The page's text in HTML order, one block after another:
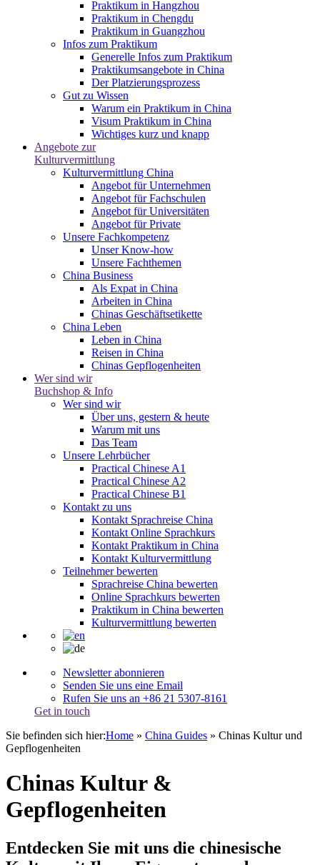
Praktikum in Hangzhou
Praktikum in Chengdu
Praktikum in Guangzhou
Infos zum Praktikum
Generelle Infos zum Praktikum
Praktikumsangebote in China
Der Platzierungsprozess
Gut zu Wissen
Warum ein Praktikum in China
Visum Praktikum in China
Wichtiges kurz und knapp
Angebote zur
Kulturvermittlung
Kulturvermittlung China
Angebot für Unternehmen
Angebot für Fachschulen
Angebot für Universitäten
Angebot für Private
Unsere Fachkompetenz
Unser Know-how
Unsere Fachthemen
China Business
Als Expat in China
Arbeiten in China
Chinas Geschäftsetikette
China Leben
Leben in China
Reisen in China
Chinas Gepflogenheiten
Wer sind wir
Buchshop & Info
Wer sind wir
Über uns, gestern & heute
Warum mit uns
Das Team
Unsere Lehrbücher
Practical Chinese A1
Practical Chinese A2
Practical Chinese B1
Kontakt zu uns
Kontakt Sprachreise China
Kontakt Online Sprachkurs
Kontakt Praktikum in China
Kontakt Kulturvermittlung
Teilnehmer bewerten
Sprachreise China bewerten
Online Sprachkurs bewerten
Praktikum in China bewerten
Kulturvermittlung bewerten
Newsletter abonnieren
Senden Sie uns eine Email
Rufen Sie uns an +86 21 5307-8161
Get in touch
Sie befinden sich hier:Home » China Guides » Chinas Kultur und
Gepflogenheiten
Chinas Kultur &
Gepflogenheiten
Entdecken Sie mit uns die chinesische